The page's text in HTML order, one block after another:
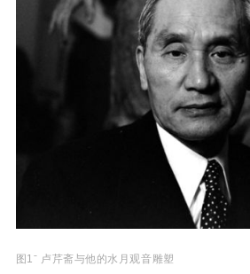
图1ˉ 卢芹斋与他的水月观音雕塑